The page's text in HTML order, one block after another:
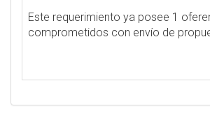
Este requerimiento ya posee 1
comprometidos con envío de